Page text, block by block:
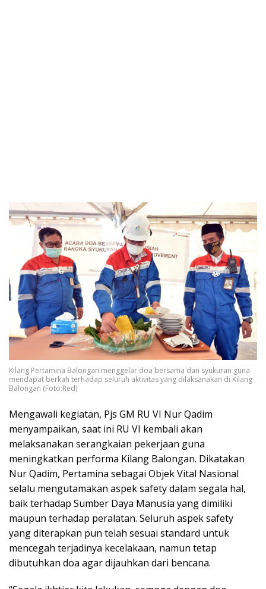
Kilang Pertamina Balongan menggelar doa bersama dan syukuran guna
mendapat berkah terhadap seluruh aktivitas yang dilaksanakan di Kilang
Balongan (Foto:Red)
Mengawali kegiatan, Pjs GM RU VI Nur Qadim
menyampaikan, saat ini RU VI kembali akan
melaksanakan serangkaian pekerjaan guna
meningkatkan performa Kilang Balongan. Dikatakan
Nur Qadim, Pertamina sebagai Objek Vital Nasional
selalu mengutamakan aspek safety dalam segala hal,
baik terhadap Sumber Daya Manusia yang dimiliki
maupun terhadap peralatan. Seluruh aspek safety
yang diterapkan pun telah sesuai standard untuk
mencegah terjadinya kecelakaan, namun tetap
dibutuhkan doa agar dijauhkan dari bencana.